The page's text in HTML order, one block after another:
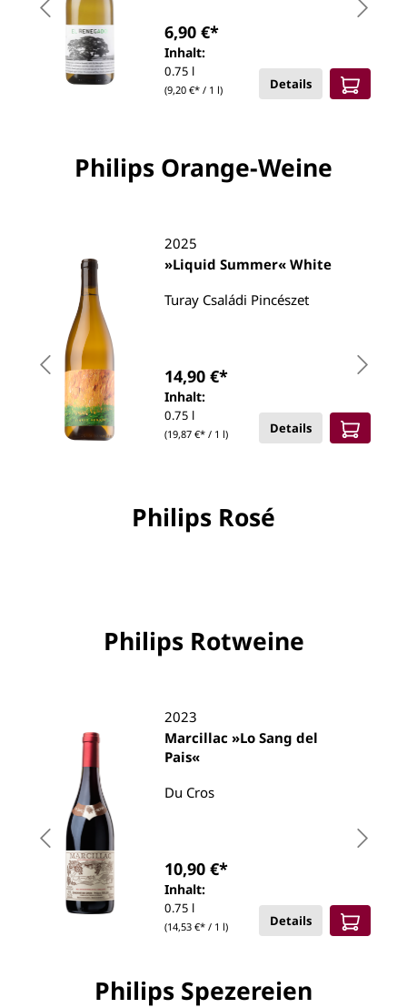
Inhalt:
0.75 l
(9,20 €* / 1 l)
6,90 €*
Details
Philips Orange-Weine
2025
»Liquid Summer« White
Turay Családi Pincészet
Inhalt:
0.75 l
(19,87 €* / 1 l)
14,90 €*
Details
Philips Rosé
Philips Rotweine
2023
Marcillac »Lo Sang del
Pais«
Du Cros
Inhalt:
0.75 l
(14,53 €* / 1 l)
10,90 €*
Details
Philips Spezereien